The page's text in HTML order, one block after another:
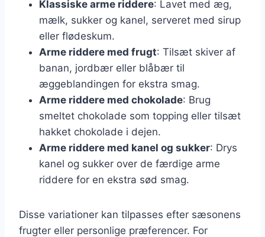
Klassiske arme riddere: Lavet med æg,
mælk, sukker og kanel, serveret med sirup
eller flødeskum.
Arme riddere med frugt: Tilsæt skiver af
banan, jordbær eller blåbær til
æggeblandingen for ekstra smag.
Arme riddere med chokolade: Brug
smeltet chokolade som topping eller tilsæt
hakket chokolade i dejen.
Arme riddere med kanel og sukker: Drys
kanel og sukker over de færdige arme
riddere for en ekstra sød smag.
Disse variationer kan tilpasses efter sæsonens
frugter eller personlige præferencer. For